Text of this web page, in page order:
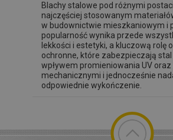
Blachy stalowe pod różnymi
najczęściej stosowanym
w budownictwie mieszkaniowym i
popularność wynika przede
lekkości i estetyki, a kluczową rolę
ochronne, które zabezpieczają
wpływem promieniowania UV
mechanicznymi i jednocześnie
odpowiednie wykończenie.